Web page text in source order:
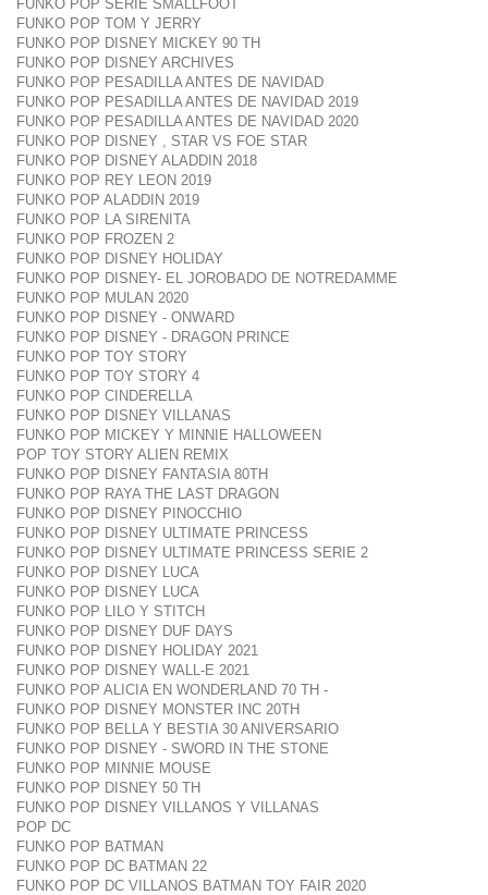
FUNKO POP SERIE SMALLFOOT
FUNKO POP TOM Y JERRY
FUNKO POP DISNEY MICKEY 90 TH
FUNKO POP DISNEY ARCHIVES
FUNKO POP PESADILLA ANTES DE NAVIDAD
FUNKO POP PESADILLA ANTES DE NAVIDAD 2019
FUNKO POP PESADILLA ANTES DE NAVIDAD 2020
FUNKO POP DISNEY , STAR VS FOE STAR
FUNKO POP DISNEY ALADDIN 2018
FUNKO POP REY LEON 2019
FUNKO POP ALADDIN 2019
FUNKO POP LA SIRENITA
FUNKO POP FROZEN 2
FUNKO POP DISNEY HOLIDAY
FUNKO POP DISNEY- EL JOROBADO DE NOTREDAMME
FUNKO POP MULAN 2020
FUNKO POP DISNEY - ONWARD
FUNKO POP DISNEY - DRAGON PRINCE
FUNKO POP TOY STORY
FUNKO POP TOY STORY 4
FUNKO POP CINDERELLA
FUNKO POP DISNEY VILLANAS
FUNKO POP MICKEY Y MINNIE HALLOWEEN
POP TOY STORY ALIEN REMIX
FUNKO POP DISNEY FANTASIA 80TH
FUNKO POP RAYA THE LAST DRAGON
FUNKO POP DISNEY PINOCCHIO
FUNKO POP DISNEY ULTIMATE PRINCESS
FUNKO POP DISNEY ULTIMATE PRINCESS SERIE 2
FUNKO POP DISNEY LUCA
FUNKO POP DISNEY LUCA
FUNKO POP LILO Y STITCH
FUNKO POP DISNEY DUF DAYS
FUNKO POP DISNEY HOLIDAY 2021
FUNKO POP DISNEY WALL-E 2021
FUNKO POP ALICIA EN WONDERLAND 70 TH -
FUNKO POP DISNEY MONSTER INC 20TH
FUNKO POP BELLA Y BESTIA 30 ANIVERSARIO
FUNKO POP DISNEY - SWORD IN THE STONE
FUNKO POP MINNIE MOUSE
FUNKO POP DISNEY 50 TH
FUNKO POP DISNEY VILLANOS Y VILLANAS
POP DC
FUNKO POP BATMAN
FUNKO POP DC BATMAN 22
FUNKO POP DC VILLANOS BATMAN TOY FAIR 2020